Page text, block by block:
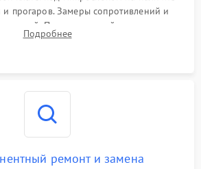
и прогаров. Замеры сопротивлений и
Проверка цепей питания,
процессора и видеочипа.
Подробнее
ремонт и замена